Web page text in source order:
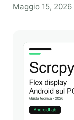
Maggio 15, 2026